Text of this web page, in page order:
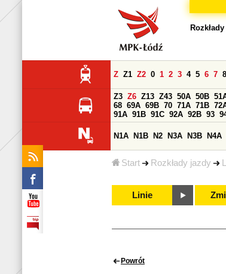
Start Rozkłady jazdy
Z Z1 Z2 0 1 2 3 4 5 6 7 8
Z3 Z6 Z13 Z43 50A 50B
68 69A 69B 70 71A 71B
91A 91B 91C 92A 92B 93
N1A N1B N2 N3A N3B N4A
Linie
Powrót